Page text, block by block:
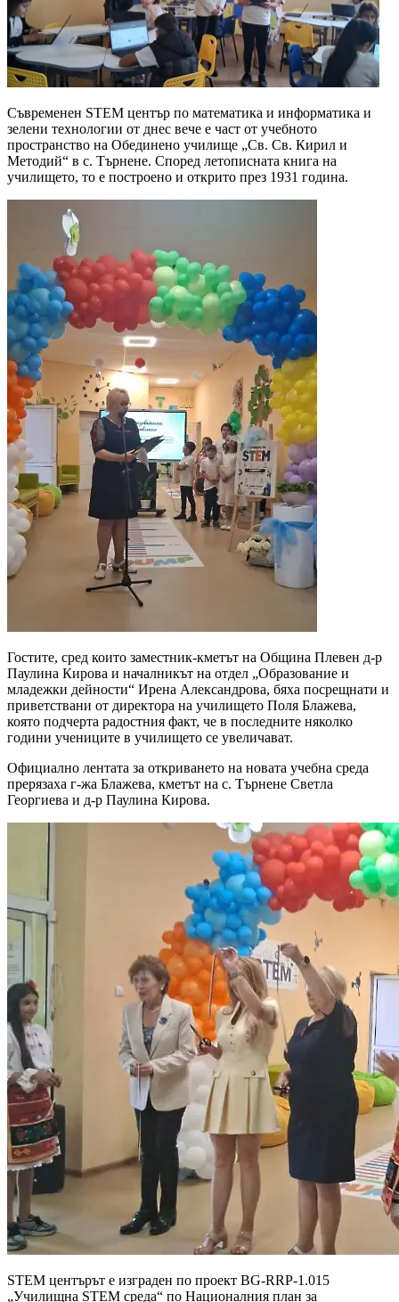
Съвременен STEM център по математика и информатика и
зелени технологии от днес вече е част от учебното
пространство на Обединено училище „Св. Св. Кирил и
Методий“ в с. Търнене. Според летописната книга на
училището, то е построено и открито през 1931 година.
Гостите, сред които заместник-кметът на Община Плевен д-р
Паулина Кирова и началникът на отдел „Образование и
младежки дейности“ Ирена Александрова, бяха посрещнати и
приветствани от директора на училището Поля Блажева,
която подчерта радостния факт, че в последните няколко
години учениците в училището се увеличават.
Официално лентата за откриването на новата учебна среда
прерязаха г-жа Блажева, кметът на с. Търнене Светла
Георгиева и д-р Паулина Кирова.
STEM центърът е изграден по проект BG-RRP-1.015
„Училищна STEM среда“ по Националния план за